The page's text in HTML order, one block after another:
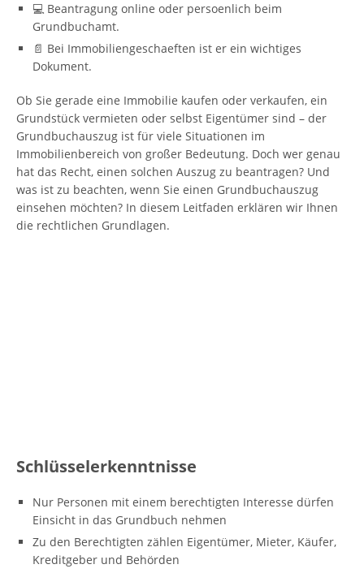
💻 Beantragung online oder persoenlich beim
Grundbuchamt.
📄 Bei Immobiliengeschaeften ist er ein wichtiges
Dokument.
Ob Sie gerade eine Immobilie kaufen oder verkaufen, ein
Grundstück vermieten oder selbst Eigentümer sind – der
Grundbuchauszug ist für viele Situationen im
Immobilienbereich von großer Bedeutung. Doch wer genau
hat das Recht, einen solchen Auszug zu beantragen? Und
was ist zu beachten, wenn Sie einen Grundbuchauszug
einsehen möchten? In diesem Leitfaden erklären wir Ihnen
die rechtlichen Grundlagen.
Schlüsselerkenntnisse
Nur Personen mit einem berechtigten Interesse dürfen
Einsicht in das Grundbuch nehmen
Zu den Berechtigten zählen Eigentümer, Mieter, Käufer,
Kreditgeber und Behörden